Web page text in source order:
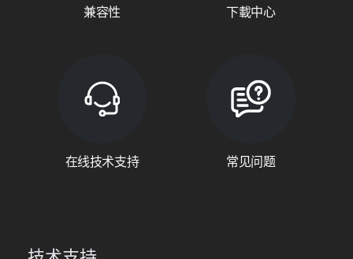
兼容性 下載中心
在线技术支持 常见问题